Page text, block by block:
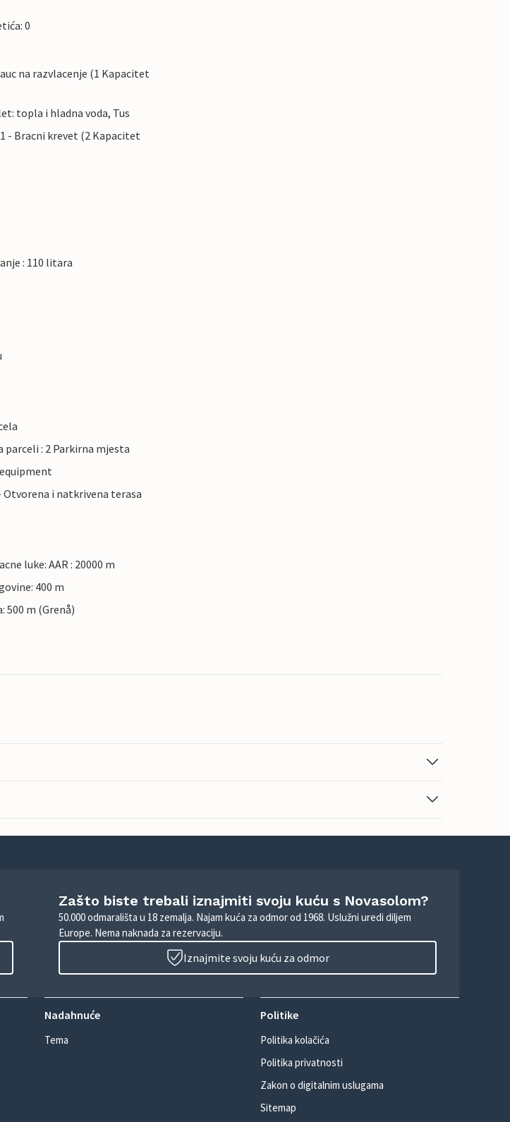
0
na razvlacenje (1 Kapacitet
topla i hladna voda, Tus
1 - Bracni krevet (2 Kapacitet
: 110 litara
parceli : 2 Parkirna mjesta
Otvorena i natkrivena terasa
luke: AAR : 20000 m
400 m
500 m (Grenå)
Zašto biste trebali iznajmiti svoju kuću s Novasolom?
50.000 odmarališta u 18 zemalja. Najam kuća za odmor od 1968. Uslužni uredi diljem
Europe. Nema naknada za rezervaciju.
Iznajmite svoju kuću za odmor
Nadahnuće
Tema
Politike
Politika kolačića
Politika privatnosti
Zakon o digitalnim uslugama
Sitemap